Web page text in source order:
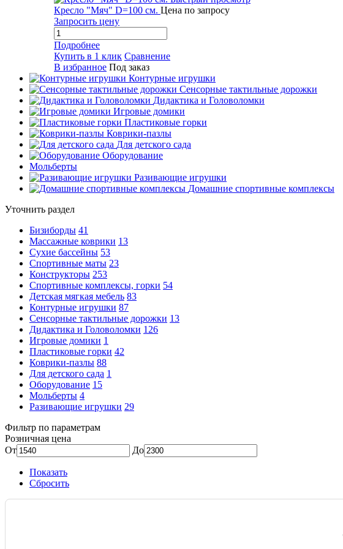
Кресло "Мяч" D=100 см. Цена по запросу
Запросить цену
Подробнее
Купить в 1 клик Сравнение
В избранное Под заказ
Контурные игрушки
Сенсорные тактильные дорожки
Дидактика и Головоломки
Игровые домики
Пластиковые горки
Коврики-пазлы
Для детского сада
Оборудование
Мольберты
Разивающие игрушки
Домашние спортивные комплексы
Уточнить раздел
Бизиборды 41
Массажные коврики 13
Сухие бассейны 53
Спортивные маты 23
Конструкторы 253
Спортивные комплексы, горки 54
Детская мягкая мебель 83
Контурные игрушки 87
Сенсорные тактильные дорожки 13
Дидактика и Головоломки 126
Игровые домики 1
Пластиковые горки 42
Коврики-пазлы 88
Для детского сада 1
Оборудование 15
Мольберты 4
Разивающие игрушки 29
Фильтр по параметрам
Розничная цена
От
До
Показать
Сбросить